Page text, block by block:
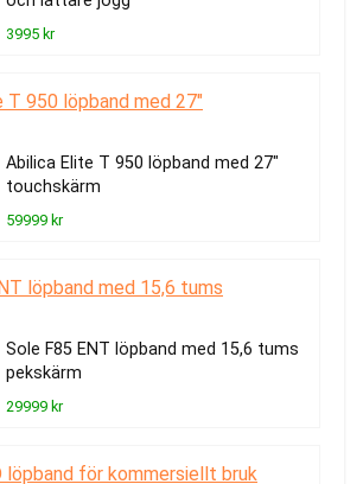
3995 kr
Abilica Elite T 950 löpband med 27″
touchskärm
59999 kr
Sole F85 ENT löpband med 15,6 tums
pekskärm
29999 kr